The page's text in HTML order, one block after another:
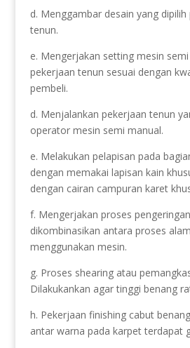
d. Menggambar desain yang dipilih
tenun.
e. Mengerjakan setting mesin
pekerjaan tenun sesuai dengan
pembeli.
d. Menjalankan pekerjaan tenun
operator mesin semi manual.
e. Melakukan pelapisan pada
dengan memakai lapisan kain
dengan cairan campuran karet
f. Mengerjakan proses
dikombinasikan antara proses
menggunakan mesin.
g. Proses shearing atau
Dilakukankan agar tinggi benang
h. Pekerjaan finishing cabut
antar warna pada karpet terdapat